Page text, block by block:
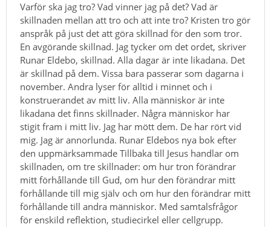
Varför ska jag tro? Vad vinner jag på det? Vad är
skillnaden mellan att tro och att inte tro? Kristen tro gör
anspråk på just det att göra skillnad för den som tror.
En avgörande skillnad. Jag tycker om det ordet, skriver
Runar Eldebo, skillnad. Alla dagar är inte likadana. Det
är skillnad på dem. Vissa bara passerar som dagarna i
november. Andra lyser för alltid i minnet och i
konstruerandet av mitt liv. Alla människor är inte
likadana det finns skillnader. Några människor har
stigit fram i mitt liv. Jag har mött dem. De har rört vid
mig. Jag är annorlunda. Runar Eldebos nya bok efter
den uppmärksammade Tillbaka till Jesus handlar om
skillnaden, om tre skillnader: om hur tron förändrar
mitt förhållande till Gud, om hur den förändrar mitt
förhållande till mig själv och om hur den förändrar mitt
förhållande till andra människor. Med samtalsfrågor
för enskild reflektion, studiecirkel eller cellgrupp.